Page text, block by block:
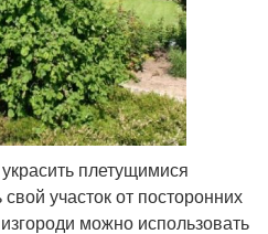
плетущимися
участок от посторонних
можно использовать